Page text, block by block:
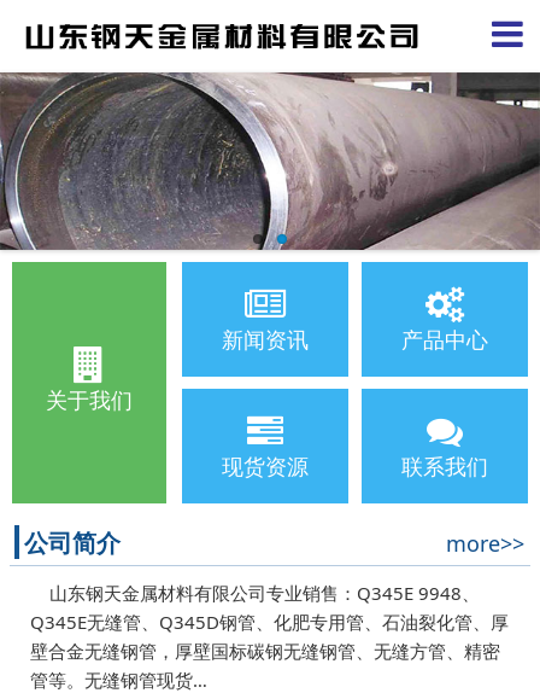
关于我们
新闻资讯 产品中心
现货资源 联系我们
公司简介 more>>
山东钢天金属材料有限公司专业销售：Q345E 9948、
Q345E无缝管、Q345D钢管、化肥专用管、石油裂化管、厚
壁合金无缝钢管，厚壁国标碳钢无缝钢管、无缝方管、精密
管等。无缝钢管现货…